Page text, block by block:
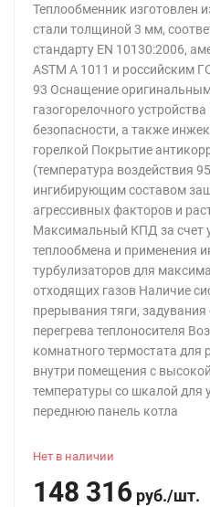
Теплообменник изготовлен
стали толщиной 3 мм,
стандарту EN 10130:2006,
ASTM A 1011 и российским
93 Оснащение
газогорелочного
безопасности, а также
горелкой Покрытие
(температура воздействия
ингибирующим составом
агрессивных факторов и
Максимальный КПД за счет
теплообмена и применения
турбулизаторов для
отходящих газов Наличие
прерывания тяги, задувания
перегрева теплоносителя
комнатного термостата для
внутри помещения с
температуры со шкалой для
переднюю панель котла
Нет в наличии
148 316 руб./шт.